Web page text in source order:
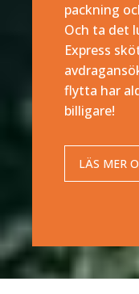
packning
Och ta det
Express
flytta har
billigare!
LÄS MER